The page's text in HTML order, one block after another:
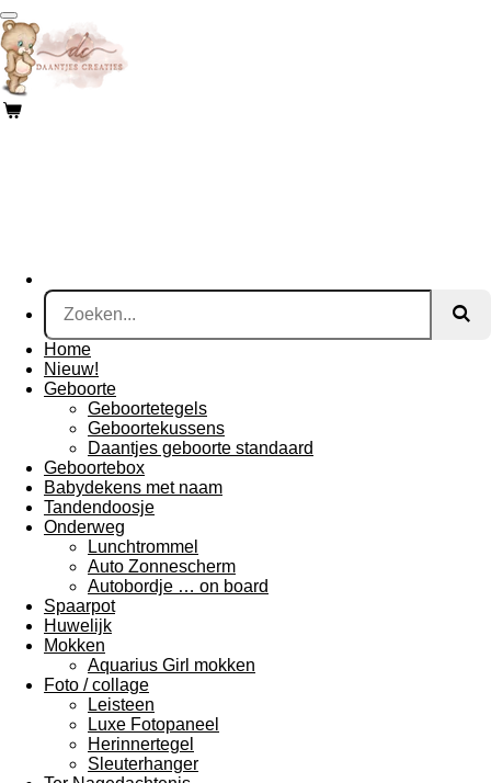
Ga
direct
naar
de
hoofdinhoud
Home
Nieuw!
Geboorte
Geboortetegels
Geboortekussens
Daantjes geboorte standaard
Geboortebox
Babydekens met naam
Tandendoosje
Onderweg
Lunchtrommel
Auto Zonnescherm
Autobordje … on board
Spaarpot
Huwelijk
Mokken
Aquarius Girl mokken
Foto / collage
Leisteen
Luxe Fotopaneel
Herinnertegel
Sleuterhanger